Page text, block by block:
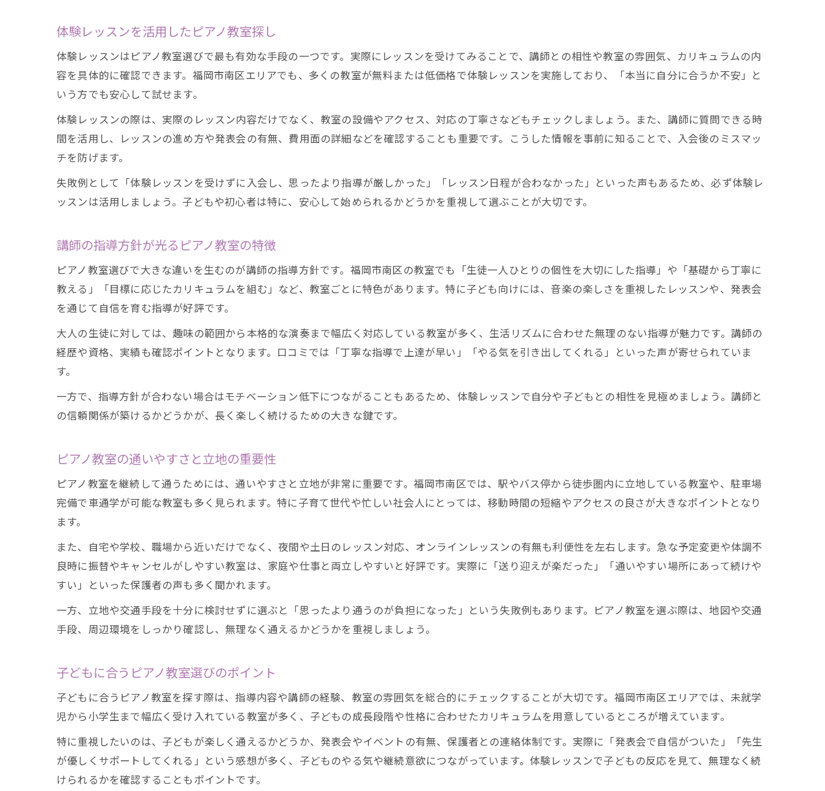
安心できるピアノ教室の実際の声を紹介
大人から始めるピアノ教室の上達ポイント
初心者大人向けピアノ教室の選び方
ピアノ教室で挫折しない続け方の工夫
ピアノ教室で学べる演奏以外の楽しみ方
体験レッスンを活用したピアノ教室探し
体験レッスンはピアノ教室選びで最も有効な手段の一つです。実際にレッスンを受けてみることで、講師との相性や教室の雰囲気、カリキュラムの内
容を具体的に確認できます。福岡市南区エリアでも、多くの教室が無料または低価格で体験レッスンを実施しており、「本当に自分に合うか不安」と
いう方でも安心して試せます。
体験レッスンの際は、実際のレッスン内容だけでなく、教室の設備やアクセス、対応の丁寧さなどもチェックしましょう。また、講師に質問できる時
間を活用し、レッスンの進め方や発表会の有無、費用面の詳細などを確認することも重要です。こうした情報を事前に知ることで、入会後のミスマッ
チを防げます。
失敗例として「体験レッスンを受けずに入会し、思ったより指導が厳しかった」「レッスン日程が合わなかった」といった声もあるため、必ず体験レ
ッスンは活用しましょう。子どもや初心者は特に、安心して始められるかどうかを重視して選ぶことが大切です。
講師の指導方針が光るピアノ教室の特徴
ピアノ教室選びで大きな違いを生むのが講師の指導方針です。福岡市南区の教室でも「生徒一人ひとりの個性を大切にした指導」や「基礎から丁寧に
教える」「目標に応じたカリキュラムを組む」など、教室ごとに特色があります。特に子ども向けには、音楽の楽しさを重視したレッスンや、発表会
を通じて自信を育む指導が好評です。
大人の生徒に対しては、趣味の範囲から本格的な演奏まで幅広く対応している教室が多く、生活リズムに合わせた無理のない指導が魅力です。講師の
経歴や資格、実績も確認ポイントとなります。口コミでは「丁寧な指導で上達が早い」「やる気を引き出してくれる」といった声が寄せられていま
す。
一方で、指導方針が合わない場合はモチベーション低下につながることもあるため、体験レッスンで自分や子どもとの相性を見極めましょう。講師と
の信頼関係が築けるかどうかが、長く楽しく続けるための大きな鍵です。
ピアノ教室の通いやすさと立地の重要性
ピアノ教室を継続して通うためには、通いやすさと立地が非常に重要です。福岡市南区では、駅やバス停から徒歩圏内に立地している教室や、駐車場
完備で車通学が可能な教室も多く見られます。特に子育て世代や忙しい社会人にとっては、移動時間の短縮やアクセスの良さが大きなポイントとなり
ます。
また、自宅や学校、職場から近いだけでなく、夜間や土日のレッスン対応、オンラインレッスンの有無も利便性を左右します。急な予定変更や体調不
良時に振替やキャンセルがしやすい教室は、家庭や仕事と両立しやすいと好評です。実際に「送り迎えが楽だった」「通いやすい場所にあって続けや
すい」といった保護者の声も多く聞かれます。
一方、立地や交通手段を十分に検討せずに選ぶと「思ったより通うのが負担になった」という失敗例もあります。ピアノ教室を選ぶ際は、地図や交通
手段、周辺環境をしっかり確認し、無理なく通えるかどうかを重視しましょう。
子どもに合うピアノ教室選びのポイント
子どもに合うピアノ教室を探す際は、指導内容や講師の経験、教室の雰囲気を総合的にチェックすることが大切です。福岡市南区エリアでは、未就学
児から小学生まで幅広く受け入れている教室が多く、子どもの成長段階や性格に合わせたカリキュラムを用意しているところが増えています。
特に重視したいのは、子どもが楽しく通えるかどうか、発表会やイベントの有無、保護者との連絡体制です。実際に「発表会で自信がついた」「先生
が優しくサポートしてくれる」という感想が多く、子どものやる気や継続意欲につながっています。体験レッスンで子どもの反応を見て、無理なく続
けられるかを確認することもポイントです。
お問い合わせはこちら
お問い合わせはこちら